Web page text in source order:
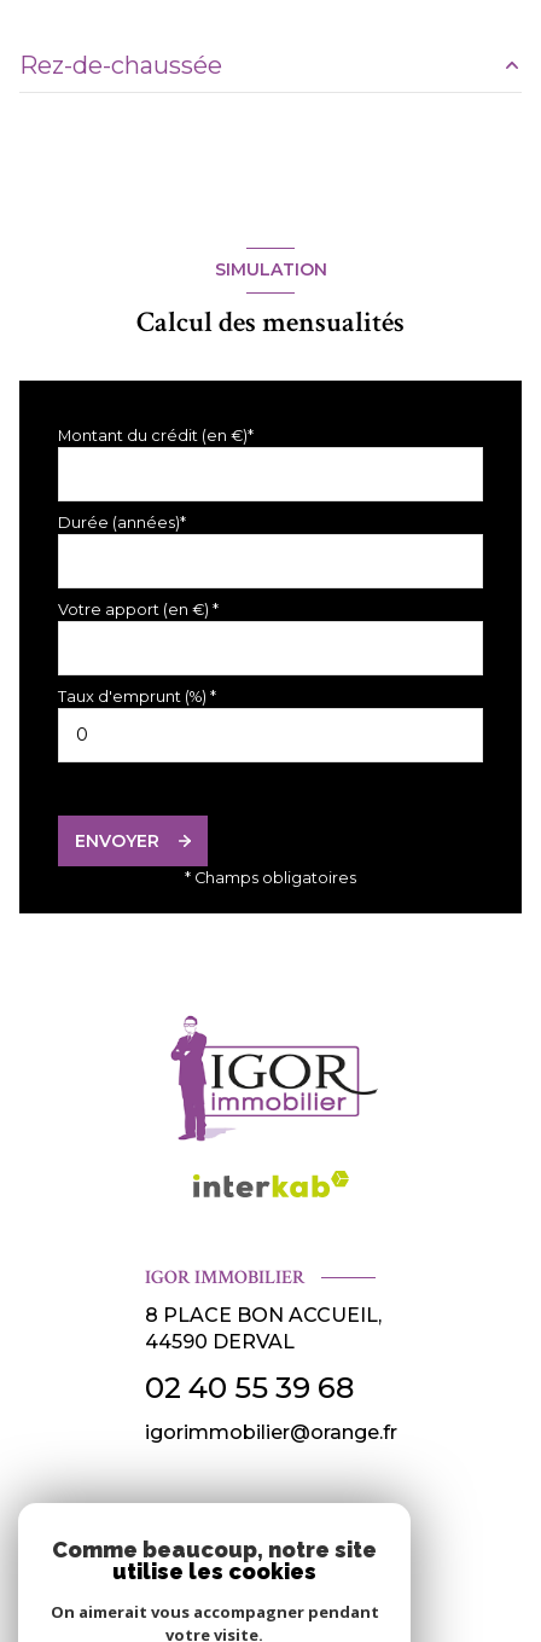
Rez-de-chaussée
SIMULATION
Calcul des mensualités
Montant du crédit (en €)*
Durée (années)*
Votre apport (en €) *
Taux d'emprunt (%) *
ENVOYER
* Champs obligatoires
IGOR IMMOBILIER
8 PLACE BON ACCUEIL,
44590 DERVAL
02 40 55 39 68
igorimmobilier@orange.fr
Nous suivre
Comme beaucoup, notre site
utilise les cookies
On aimerait vous accompagner pendant
votre visite.